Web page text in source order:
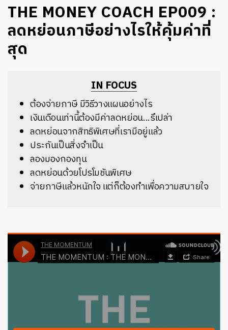
THE MONEY COACH EP009 :
ลดหย่อนภาษีอย่างไรให้คุ้มค่าที่
สุด
IN FOCUS
ต้องจ่ายภาษี มีวิธีวางแผนอย่างไร
เงินเดือนเท่านี้ต้องมีค่าลดหย่อน...รึเปล่า
ลดหย่อนจากสิทธิพิเศษที่เรามีอยู่แล้ว
ประกันเป็นสิ่งจำเป็น
ลองมองกองทุน
ลดหย่อนด้วยโปรโมชันพิเศษ
จ่ายภาษีแล้วหนักใจ แต่ก็ต้องทำเพื่อความสบายใจ